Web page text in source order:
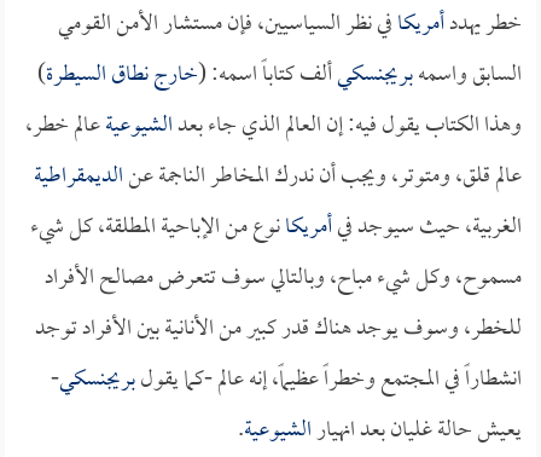
خطر يهددأمريكافي نظر السياسيين، فإن مستشار الأمن القومي
السابق واسمهبريجنسكيألف كتاباً اسمه: (خارج نطاق السيطرة)
وهذا الكتاب يقول فيه: إن العالم الذي جاء بعدالشيوعيةعالم خطر،
عالم قلق، ومتوتر، ويجب أن ندرك المخاطر الناجمة عنالديمقراطية
الغربية، حيث سيوجد فيأمريكانوع من الإباحية المطلقة، كل شيء
مسموح، وكل شيء مباح، وبالتالي سوف تتعرض مصالح الأفراد
للخطر، وسوف يوجد هناك قدر كبير من الأنانية بين الأفراد توجد
انشطاراً في المجتمع وخطراً عظيماً، إنه عالم -كما يقولبريجنسكي-
يعيش حالة غليان بعد انهيارالشيوعية.